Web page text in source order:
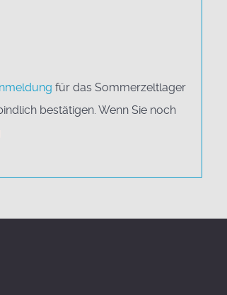
für das Sommerzeltlager
bestätigen. Wenn Sie noch